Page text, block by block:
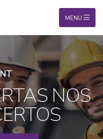
MENU
NOS